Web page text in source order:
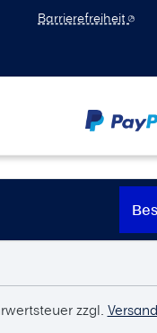
Barrierefreiheit
zzgl.